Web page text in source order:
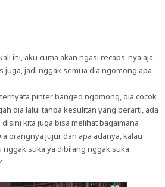
ini, aku cuma akan ngasi recaps-nya aja,
juga, jadi nggak semua dia ngomong apa
pinter banged ngomong, dia cocok
dia lalui tanpa kesulitan yang berarti, ada
disini kita juga bisa melihat bagaimana
orangnya jujur dan apa adanya, kalau
nggak suka ya dibilang nggak suka.